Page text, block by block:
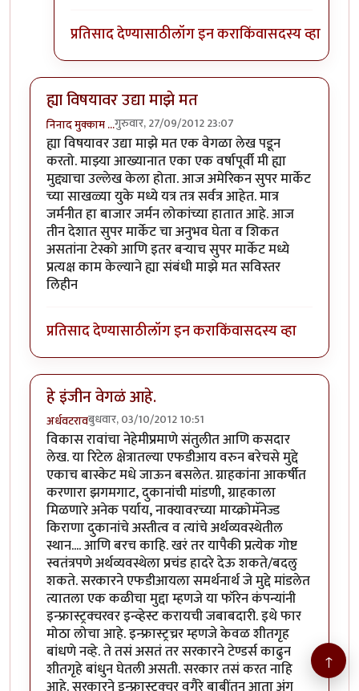
प्रतिसाद देण्यासाठीलॉग इन कराकिंवासदस्य व्हा
ह्या विषयावर उद्या माझे मत
निनाद मुक्काम …गुरुवार, 27/09/2012 23:07
ह्या विषयावर उद्या माझे मत एक वेगळा लेख पडून
करतो. माझ्या आख्यानात एका एक वर्षापूर्वी मी ह्या
मुद्द्याचा उल्लेख केला होता. आज अमेरिकन सुपर मार्केट
च्या साखळ्या युके मध्ये यत्र तत्र सर्वत्र आहेत. मात्र
जर्मनीत हा बाजार जर्मन लोकांच्या हातात आहे. आज
तीन देशात सुपर मार्केट चा अनुभव घेता व शिकत
असतांना टेस्को आणि इतर बर्‍याच सुपर मार्केट मध्ये
प्रत्यक्ष काम केल्याने ह्या संबंधी माझे मत सविस्तर
लिहीन
प्रतिसाद देण्यासाठीलॉग इन कराकिंवासदस्य व्हा
हे इंजीन वेगळं आहे.
अर्धवटरावबुधवार, 03/10/2012 10:51
विकास रावांचा नेहेमीप्रमाणे संतुलीत आणि कसदार
लेख. या रिटेल क्षेत्रातल्या एफडीआय वरुन बरेचसे मुद्दे
एकाच बास्केट मधे जाऊन बसलेत. ग्राहकांना आकर्षीत
करणारा झगमगाट, दुकानांची मांडणी, ग्राहकाला
मिळणारे अनेक पर्याय, नाक्यावरच्या माय्क्रोमॅनेज्ड
किराणा दुकानांचे अस्तीत्व व त्यांचे अर्थव्यवस्थेतील
स्थान.... आणि बरच काहि. खरं तर यापैकी प्रत्येक गोष्ट
स्वतंत्रपणे अर्थव्यवस्थेला प्रचंड हादरे देऊ शकते/बदलु
शकते. सरकारने एफडीआयला समर्थनार्थ जे मुद्दे मांडलेत
त्यातला एक कळीचा मुद्दा म्हणजे या फॉरेन कंपन्यांनी
इन्फ्रास्ट्रक्चरवर इन्व्हेस्ट करायची जबाबदारी. इथे फार
मोठा लोचा आहे. इन्फ्रास्ट्रच्रर म्हणजे केवळ शीतगृह
बांधणे नव्हे. ते तसं असतं तर सरकारने टेण्डर्स काढुन
शीतगृहे बांधुन घेतली असती. सरकार तसं करत नाहि ↑